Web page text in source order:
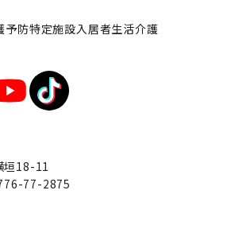
防特定施設入居者生活介護
垣18-11
77-2875